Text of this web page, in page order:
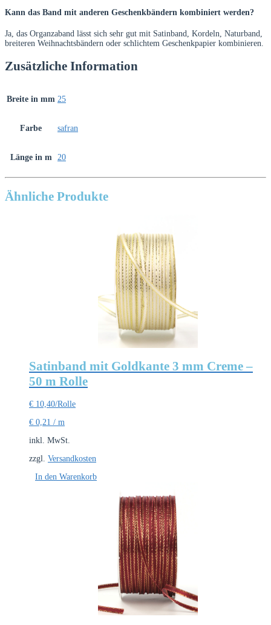
Kann das Band mit anderen Geschenkbändern kombiniert werden?
Ja, das Organzaband lässt sich sehr gut mit Satinband, Kordeln, Naturband,
breiteren Weihnachtsbändern oder schlichtem Geschenkpapier kombinieren.
Zusätzliche Information
Breite in mm 25
Farbe safran
Länge in m 20
Ähnliche Produkte
Satinband mit Goldkante 3 mm Creme –
50 m Rolle
€ 10,40/Rolle
€ 0,21 / m
inkl. MwSt.
zzgl. Versandkosten
In den Warenkorb